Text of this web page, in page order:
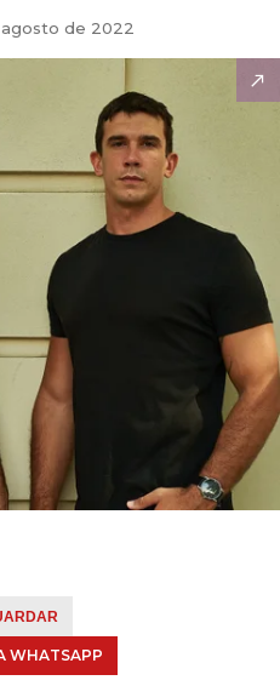
de 2022
WHATSAPP